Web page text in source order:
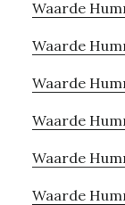
Waarde
Waarde
Waarde
Waarde
Waarde
Waarde